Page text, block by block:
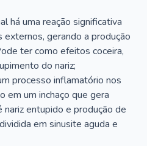
há uma reação significativa
gerando a produção
ter como efeitos coceira,
do nariz;
processo inflamatório nos
em um inchaço que gera
entupido e produção de
em sinusite aguda e